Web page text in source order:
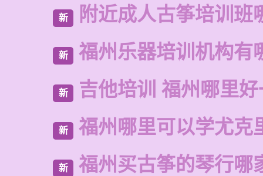
新 附近成人古筝培训班
新 福州乐器培训机构有
新 吉他培训 福州哪里
新 福州哪里可以学尤克
新 福州买古筝的琴行哪